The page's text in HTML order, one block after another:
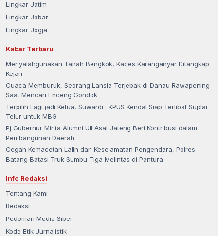
Lingkar Jatim
Lingkar Jabar
Lingkar Jogja
Kabar Terbaru
Menyalahgunakan Tanah Bengkok, Kades Karanganyar Ditangkap
Kejari
Cuaca Memburuk, Seorang Lansia Terjebak di Danau Rawapening
Saat Mencari Enceng Gondok
Terpilih Lagi jadi Ketua, Suwardi : KPUS Kendal Siap Terlibat Suplai
Telur untuk MBG
Pj Gubernur Minta Alumni UII Asal Jateng Beri Kontribusi dalam
Pembangunan Daerah
Cegah Kemacetan Lalin dan Keselamatan Pengendara, Polres
Batang Batasi Truk Sumbu Tiga Melintas di Pantura
Info Redaksi
Tentang Kami
Redaksi
Pedoman Media Siber
Kode Etik Jurnalistik